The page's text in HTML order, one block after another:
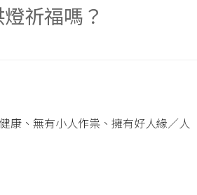
祈福嗎？
康、無有小人作祟、擁有好人緣／人